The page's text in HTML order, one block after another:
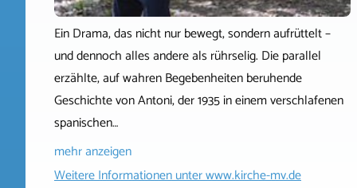
Ein Drama, das nicht nur bewegt, sondern aufrüttelt –
und dennoch alles andere als rührselig. Die parallel
erzählte, auf wahren Begebenheiten beruhende
Geschichte von Antoni, der 1935 in einem verschlafenen
spanischen…
mehr anzeigen
Weitere Informationen unterwww.kirche-mv.de